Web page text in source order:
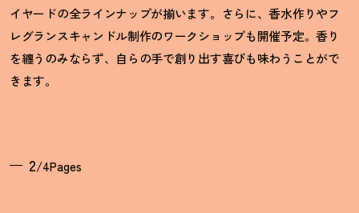
イヤードの全ラインナップが揃います。さらに、香水作りやフ
レグランスキャンドル制作のワークショップも開催予定。香り
を纏うのみならず、自らの手で創り出す喜びも味わうことがで
きます。
2/4Pages